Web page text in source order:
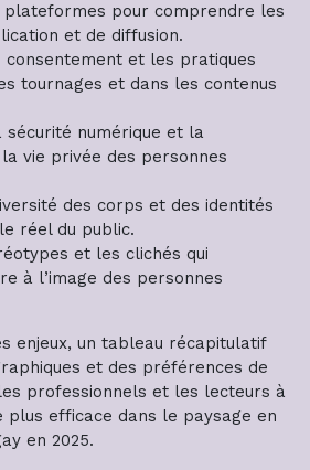
plateformes pour comprendre les
et de diffusion.
consentement et les pratiques
tournages et dans les contenus
sécurité numérique et la
vie privée des personnes
des corps et des identités
réel du public.
et les clichés qui
à l’image des personnes
enjeux, un tableau récapitulatif
et des préférences de
professionnels et les lecteurs à
plus efficace dans le paysage en
en 2025.